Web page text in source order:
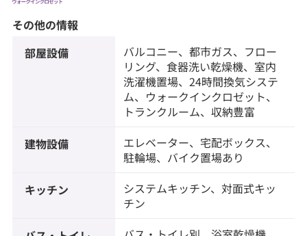
その他の情報
部屋設備
バルコニー、都市ガス、フロー
リング、食器洗い乾燥機、室内
洗濯機置場、24時間換気システ
ム、ウォークインクロゼット、
トランクルーム、収納豊富
建物設備
エレベーター、宅配ボックス、
駐輪場、バイク置場あり
キッチン
システムキッチン、対面式キッ
チン